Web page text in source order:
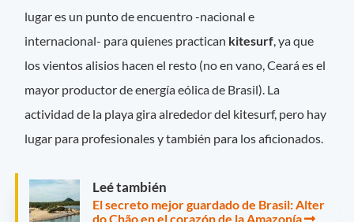
lugar es un punto de encuentro -nacional e
internacional- para quienes practican kitesurf , ya que
los vientos alisios hacen el resto (no en vano, Ceará es el
mayor productor de energía eólica de Brasil). La
actividad de la playa gira alrededor del kitesurf, pero hay
lugar para profesionales y también para los aficionados.
Leé también
El secreto mejor guardado de Brasil: Alter
do Chão en el corazón de la Amazonía